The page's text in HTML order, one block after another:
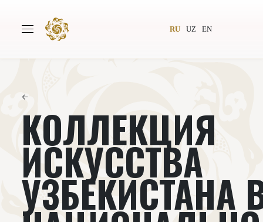
RU UZ EN
Авторы Всемирное общество
Издательство
Проекты Подкасты
Книги Видеолекторий
←
КОЛЛЕКЦИЯ
ИСКУССТВА
УЗБЕКИСТАНА